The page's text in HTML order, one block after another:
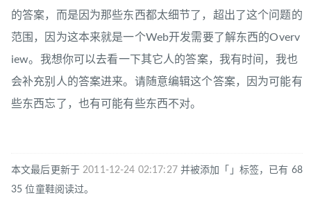
的答案，而是因为那些东西都太细节了，超出了这个问题的
范围，因为这本来就是一个Web开发需要了解东西的Overv
iew。我想你可以去看一下其它人的答案，我有时间，我也
会补充别人的答案进来。请随意编辑这个答案，因为可能有
些东西忘了，也有可能有些东西不对。
本文最后更新于2011-12-24 02:17:27 并被添加「」标签，已有 68
35 位童鞋阅读过。